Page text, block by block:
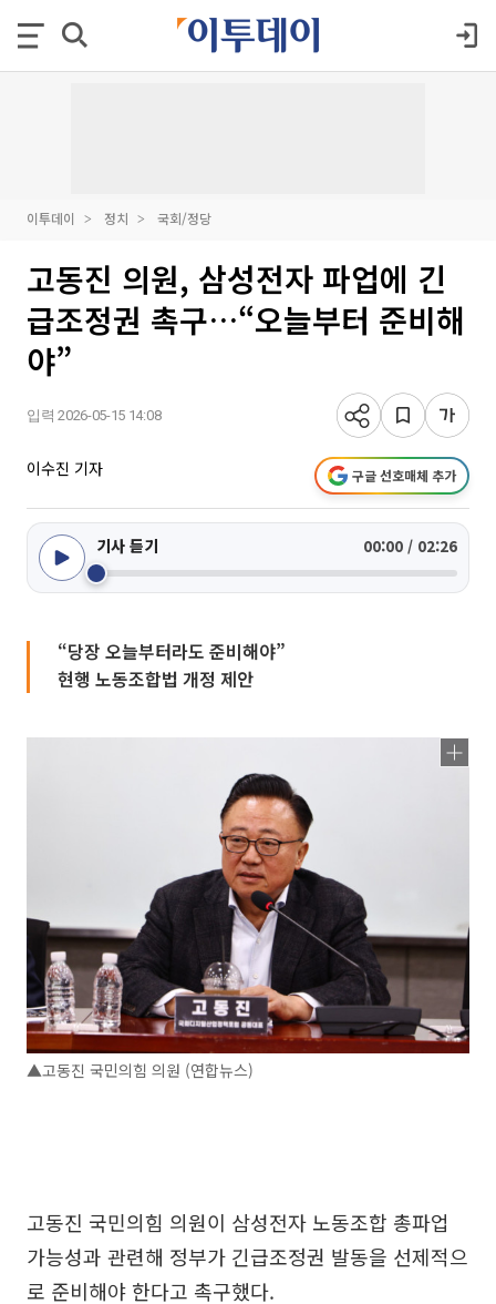
이투데이 정치 국회/정당
고동진 의원, 삼성전자 파업에 긴
급조정권 촉구…“오늘부터 준비해
야”
입력 2026-05-15 14:08
이수진 기자 구글 선호매체 추가
기사 듣기 00:00 / 02:26
“당장 오늘부터라도 준비해야”
현행 노동조합법 개정 제안
▲고동진 국민의힘 의원 (연합뉴스)
고동진 국민의힘 의원이 삼성전자 노동조합 총파업
가능성과 관련해 정부가 긴급조정권 발동을 선제적으
로 준비해야 한다고 촉구했다.